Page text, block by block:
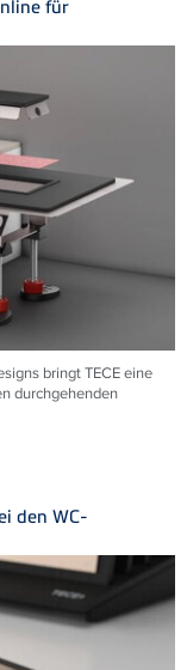
für
bringt TECE eine
durchgehenden
den WC-